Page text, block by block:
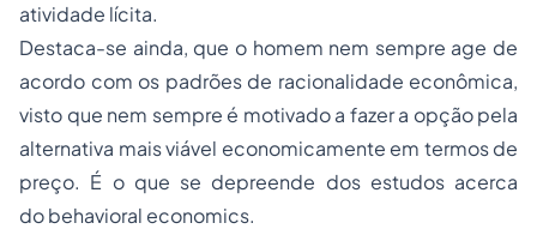
atividade lícita.
Destaca-se ainda, que o homem nem sempre age de
acordo com os padrões de racionalidade econômica,
visto que nem sempre é motivado a fazer a opção pela
alternativa mais viável economicamente em termos de
preço. É o que se depreende dos estudos acerca
do behavioral economics.